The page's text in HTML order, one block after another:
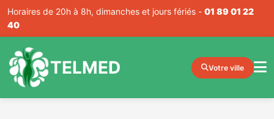
Horaires de 20h à 8h, dimanches et jours fériés - 01 89 01 22
40
TELMED Votre ville